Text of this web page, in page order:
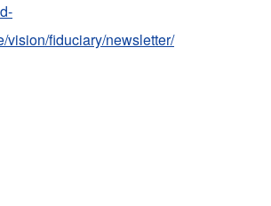
vision/fiduciary/newsletter/